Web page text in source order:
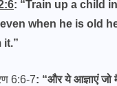
: “Train up a child
when he is old
it.”
6:6-7: “और ये आज्ञाएं